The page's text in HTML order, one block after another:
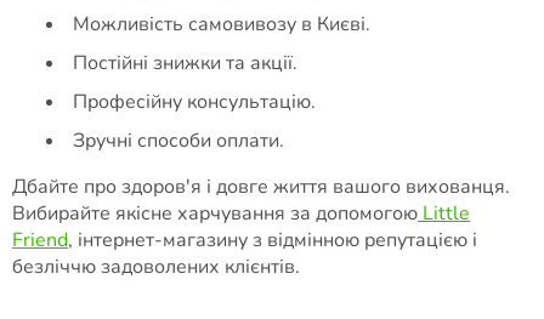
Можливість самовивозу в Києві.
Постійні знижки та акції.
Професійну консультацію.
Зручні способи оплати.
Дбайте про здоров'я і довге життя вашого вихованця.
Вибирайте якісне харчування за допомогою Little
Friend, інтернет-магазину з відмінною репутацією і
безліччю задоволених клієнтів.